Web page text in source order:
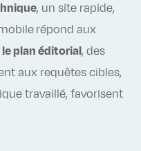
, un site rapide,
répond aux
le plan éditorial , des
aux requêtes cibles,
travaillé, favorisent